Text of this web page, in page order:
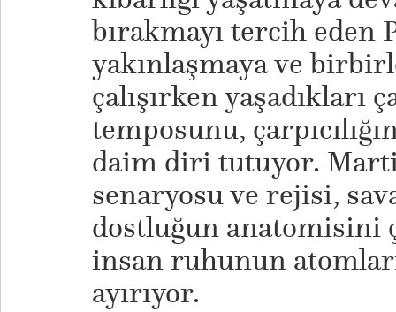
bırakmayı tercih
yakınlaşmaya ve
çalışırken yaşadıkları
temposunu,
daim diri tutuyor.
senaryosu ve rejisi,
dostluğun anatomisini
insan ruhunun
ayırıyor.